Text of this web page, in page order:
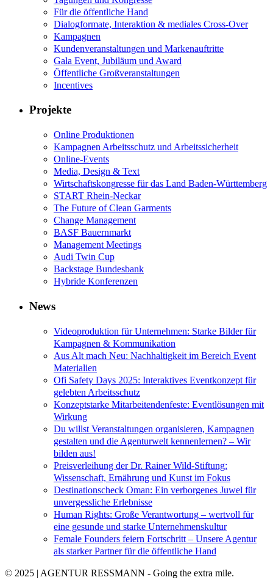
Für die öffentliche Hand
Dialogformate, Interaktion & mediales Cross-Over
Kampagnen
Kundenveranstaltungen und Markenauftritte
Gala Event, Jubiläum und Award
Öffentliche Großveranstaltungen
Incentives
Projekte
Online Produktionen
Kampagnen Arbeitsschutz und Arbeitssicherheit
Online-Events
Media, Design & Text
Wirtschaftskongresse für das Land Baden-Württemberg
START Rhein-Neckar
The Future of Clean Garments
Change Management
BASF Bauernmarkt
Management Meetings
Audi Twin Cup
Backstage Bundesbank
Hybride Konferenzen
News
Videoproduktion für Unternehmen: Starke Bilder für
Kampagnen & Kommunikation
Aus Alt mach Neu: Nachhaltigkeit im Bereich Event
Materialien
Ofi Safety Days 2025: Interaktives Eventkonzept für
gelebten Arbeitsschutz
Konzeptstarke Mitarbeitendenfeste: Eventlösungen mit
Wirkung
Du willst Veranstaltungen organisieren, Kampagnen
gestalten und die Agenturwelt kennenlernen? – Wir
bilden aus!
Preisverleihung der Dr. Rainer Wild-Stiftung:
Wissenschaft, Ernährung und Kunst im Fokus
Destinationscheck Oman: Ein verborgenes Juwel für
unvergessliche Erlebnisse
Human Rights: Große Verantwortung – wertvoll für
eine gesunde und starke Unternehmenskultur
Female Founders feiern Fortschritt – Unsere Agentur
als starker Partner für die öffentliche Hand
© 2025 | AGENTUR RESSMANN - Going the extra mile.